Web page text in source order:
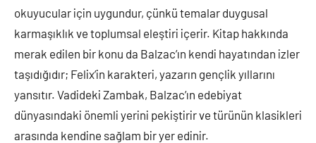
okuyucular için uygundur, çünkü temalar duygusal
karmaşıklık ve toplumsal eleştiri içerir. Kitap hakkında
merak edilen bir konu da Balzac’ın kendi hayatından izler
taşıdığıdır; Felix’in karakteri, yazarın gençlik yıllarını
yansıtır. Vadideki Zambak, Balzac’ın edebiyat
dünyasındaki önemli yerini pekiştirir ve türünün klasikleri
arasında kendine sağlam bir yer edinir.